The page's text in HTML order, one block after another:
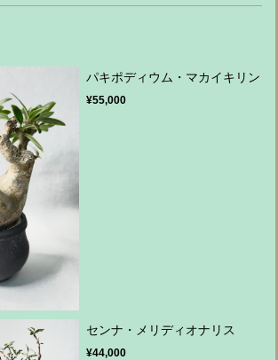
パキポディウム・マカイキリン
¥55,000
センナ・メリディオナリス
¥44,000